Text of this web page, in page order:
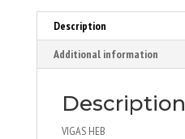
Description
Additional information
Description
VIGAS HEB